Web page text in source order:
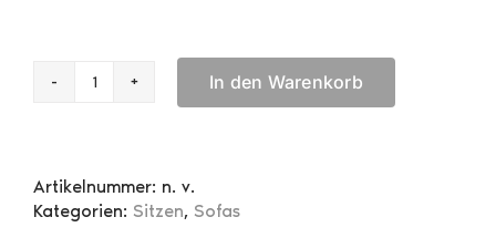
Tessa
In den Warenkorb
Artikelnummer: n. v.
Kategorien: Sitzen, Sofas